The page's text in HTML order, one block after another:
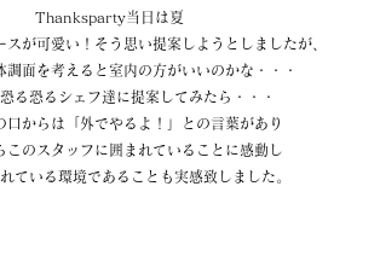
Thanksparty当日は夏
スが可愛い！そう思い提案しようとしましたが、
調面を考えると室内の方がいいのかな・・・
る恐るシェフ達に提案してみたら・・・
口からは「外でやるよ！」との言葉があり
このスタッフに囲まれていることに感動し
ている環境であることも実感致しました。